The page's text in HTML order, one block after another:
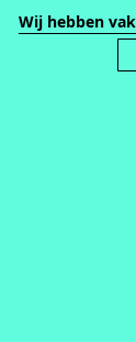
Wij hebben